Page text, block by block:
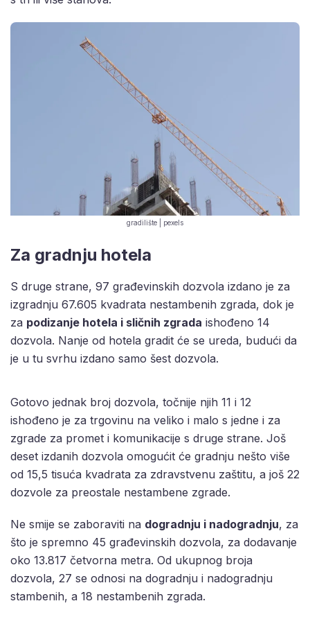
gradilište | pexels
Za gradnju hotela
S druge strane, 97 građevinskih dozvola izdano je za
izgradnju 67.605 kvadrata nestambenih zgrada, dok je
za podizanje hotela i sličnih zgrada ishođeno 14
dozvola. Nanje od hotela gradit će se ureda, budući da
je u tu svrhu izdano samo šest dozvola.
Gotovo jednak broj dozvola, točnije njih 11 i 12
ishođeno je za trgovinu na veliko i malo s jedne i za
zgrade za promet i komunikacije s druge strane. Još
deset izdanih dozvola omogućit će gradnju nešto više
od 15,5 tisuća kvadrata za zdravstvenu zaštitu, a još 22
dozvole za preostale nestambene zgrade.
Ne smije se zaboraviti na dogradnju i nadogradnju, za
što je spremno 45 građevinskih dozvola, za dodavanje
oko 13.817 četvorna metra. Od ukupnog broja
dozvola, 27 se odnosi na dogradnju i nadogradnju
stambenih, a 18 nestambenih zgrada.